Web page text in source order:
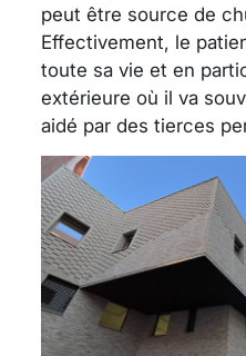
peut être source de
Effectivement, le
toute sa vie et en
extérieure où il va
aidé par des tierces